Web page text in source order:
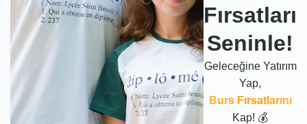
Fırsatları
Seninle!
Geleceğine Yatırım
Yap,
Burs Fırsatlarını
Kap! 💰